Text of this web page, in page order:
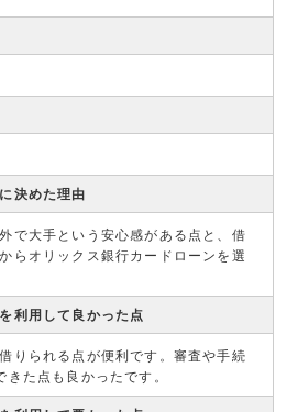
決めた理由
で大手という安心感がある点と、借
らオリックス銀行カードローンを選
利用して良かった点
りられる点が便利です。審査や手続
た点も良かったです。